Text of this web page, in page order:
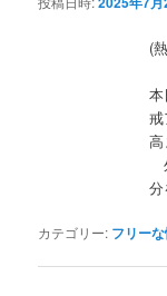
(
高
分
カテゴリー: フリー